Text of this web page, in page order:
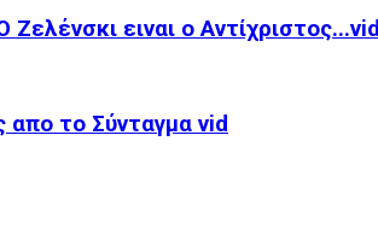
ειναι ο Αντίχριστος...vid
το Σύνταγμα vid